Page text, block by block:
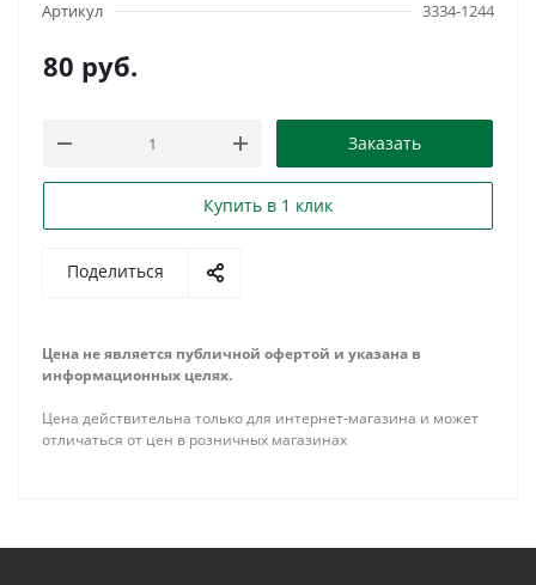
Артикул
3334-1244
80 руб.
Заказать
Купить в 1 клик
Поделиться
Цена не является публичной офертой и указана в
информационных целях.
Цена действительна только для интернет-магазина и может
отличаться от цен в розничных магазинах